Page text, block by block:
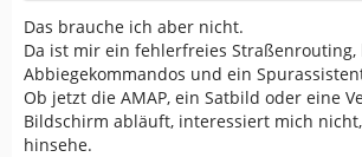
Das brauche ich aber nicht.
Da ist mir ein fehlerfreies Straßenrouting,
Abbiegekommandos und ein
Ob jetzt die AMAP, ein Satbild oder eine
Bildschirm abläuft, interessiert mich
hinsehe.